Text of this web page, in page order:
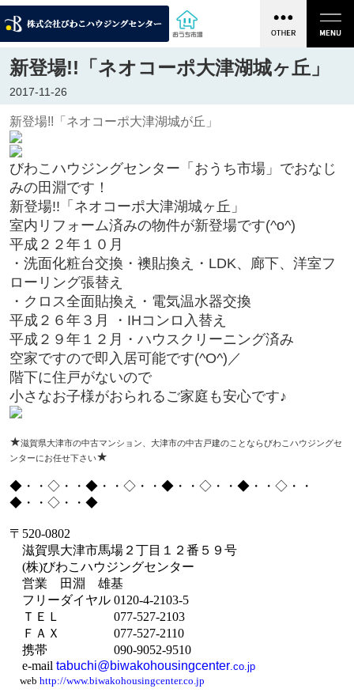
新登場!!「ネオコーポ大津湖城ヶ丘」
2017-11-26
新登場!!「ネオコーポ大津湖城が丘」
びわこハウジングセンター「おうち市場」でおなじ
みの田淵です！
新登場!!「ネオコーポ大津湖城ヶ丘」
室内リフォーム済みの物件が新登場です(^o^)
平成２２年１０月
・洗面化粧台交換・襖貼換え・LDK、廊下、洋室フ
ローリング張替え
・クロス全面貼換え・電気温水器交換
平成２６年３月
・IHコンロ入替え
平成２９年１２月・ ハウスクリーニング済み
空家ですので即入居可能です(^O^)／
階下に住戸がないので
小さなお子様がおられるご家庭も安心です♪
★滋賀県大津市の中古マンション、大津市の中古戸建のことならびわこハウジングセ
ンターにお任せ下さい★
◆・・◇・・◆・・◇・・◆・・◇・・◆・・◇・・
◆・・◇・・◆
〒 520-0802
滋賀県大津市馬場２丁目１２番５９号
(株)びわこハウジングセンター
営業 田淵 雄基
フリーダイヤル0120-4-2103-5
ＴＥＬ 077-527-2103
ＦＡＸ 077-527-2110
携帯
090-9052-9510
e-mail tabuchi@biwakohousingcenter.co.jp
web http://www.biwakohousingcenter.co.jp